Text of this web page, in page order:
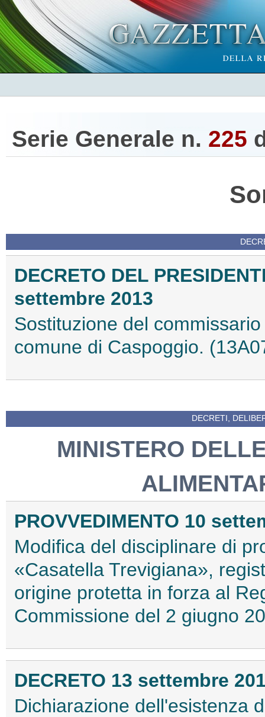
Serie Generale n. 225
DECRETO DEL
settembre 2013
Sostituzione del
comune di Caspoggio.
DECRETI,
MINISTERO
PROVVEDIMENTO 10
Modifica del disciplinare di
«Casatella Trevigiana»,
origine protetta in forza al
Commissione del 2 giugno
DECRETO 13 settembre
Dichiarazione dell'esistenza